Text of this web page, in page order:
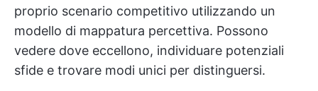
proprio scenario competitivo utilizzando un
modello di mappatura percettiva. Possono
vedere dove eccellono, individuare potenziali
sfide e trovare modi unici per distinguersi.